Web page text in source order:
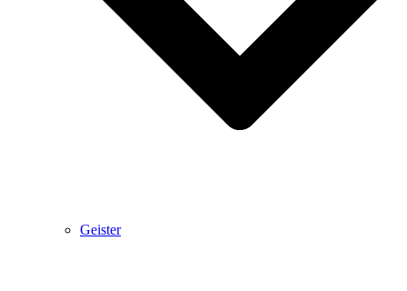
Geister